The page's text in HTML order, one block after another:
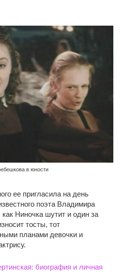
в юности
ее пригласила на день
поэта Владимира
Ниночка шутит и один за
тосты, тот
планами девочки и
биография и личная